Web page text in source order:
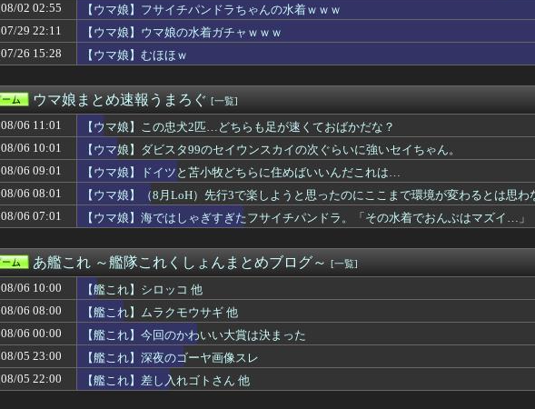
【東方】残無様の奥様はお綺麗でスタイルも良い
【艦これ】ムラクモウサギ 他
【グラブル】ルミナス武器の新序列は決まったムルシか？
トルネコの大冒険シリーズがリメイクされたり新作発売されない理由は？なぜ？
ちいかわの映画見終わってもやもやすると言う息子に「誰が一番悪いと思った？」と聞...
すまん『ガンダム』について全く知らないんやが最強のやつはどんなの？
【遊戯王】オバフレ「超融合」「シャイフレ」「wakeup」全部別パックなのやば...
【悲報】識者「Beast of Reincarnationはパリィ系・ソウルラ...
【ウマ娘】新レース『レースは1着でもあの人の心の拠り所は掲示板外ステークス』
魔女っ子シューティング最新作『コットン ロックウィズユー』8/6本日リリース！...
【ウマ娘】海ではしゃぎすぎたフサイチパンドラ。「その水着でおんぶはマズイ…」
【艦これ】みぃむちゃんｶﾜｲｲﾈｴ・・・
【遊戯王マスターデュエル】1億ダウンロード感謝キャンペーン実施！
【8月LOH】もしかしてコンセアイ弱い？
【悲報】一年生息子の夏休み、デバッガーよりハードだと話題にｗｗｗｗｗｗｗ
【朗報】ライザのアトリエ新作、PS4・PS5ハブで発表！
死神のコスプレをして隣のビルの屋上から病院を眺めていた男を逮捕ｗｗｗ
『FF4』の最終メンバーとかいう最高のチーム
【FF14】紅蓮祭2026でモーグリの浮き輪がマウント化決定！去年のユーザーか...
【こち亀】連載50周年 1年ぶり新作読み切りが「ジャンプ」に
【ポリコレ】任天堂、FEの主人公の性別を「TypeA」「TypeB」と言ってし...
【ウマ娘】ポッケはバニースーツとかすごい似合うと思ってる
08/02 02:55
【ウマ娘】フサイチパンドラちゃんの水着ｗｗｗ
07/29 22:11
【ウマ娘】ウマ娘の水着ガチャｗｗｗ
07/26 15:28
【ウマ娘】むほほｗ
ウマ娘まとめ速報うまろぐ [一覧]
08/06 11:01
【ウマ娘】この忠犬2匹…どちらも足が速くておばかだな？
08/06 10:01
【ウマ娘】ダビスタ99のセイウンスカイの次ぐらいに強いセイちゃん。
08/06 09:01
【ウマ娘】ドイツと苫小牧どちらに住めばいいんだこれは…
08/06 08:01
【ウマ娘】（8月LoH）先行3で楽しようと思ったのにここまで環境が変わるとは思
08/06 07:01
【ウマ娘】海ではしゃぎすぎたフサイチパンドラ。「その水着でおんぶはマズイ…」
あ艦これ ～艦隊これくしょんまとめブログ～ [一覧]
08/06 10:00
【艦これ】シロッコ 他
08/06 08:00
【艦これ】ムラクモウサギ 他
08/06 00:00
【艦これ】今回のかわいい大賞は決まった
08/05 23:00
【艦これ】深夜のゴーヤ画像スレ
08/05 22:00
【艦これ】差し入れゴトさん 他